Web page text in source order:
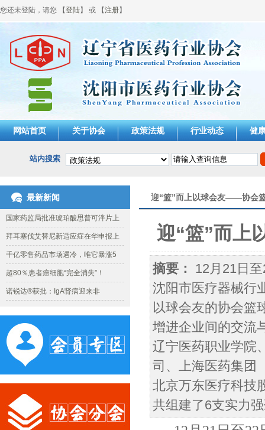
您还未登陆，请您 【登陆】 或 【注册】
网站首页 关于协会 政策法规 行业动态 健
站内搜索
最新新闻
国家药监局批准琥珀酸思普可泮片上
拜耳塞伐艾替尼新适应症在华申报上
千亿零售药品市场遇冷，唯它暴涨5
超80％患者癌细胞“完全消失”！
诺锐达®获批：IgA肾病迎来非
迎“篮”而上以球会友——协会
迎“篮”而上
摘要：
12月21日
沈阳市医疗器械行
以球会友的协会篮
增进企业间的交流
辽宁医药职业学院
司、上海医药集团
北京万东医疗科技
共组建了6支实力